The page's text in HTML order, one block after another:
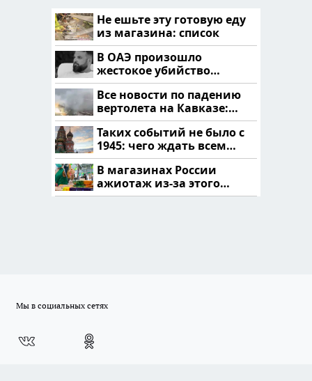
Не ешьте эту готовую еду
из магазина: список
В ОАЭ произошло
жестокое убийство
криптомиллионера
Все новости по падению
вертолета на Кавказе:
читать здесь
Таких событий не было с
1945: чего ждать всем
нам?
В магазинах России
ажиотаж из-за этого
продукта: что купить?
Мы в социальных сетях